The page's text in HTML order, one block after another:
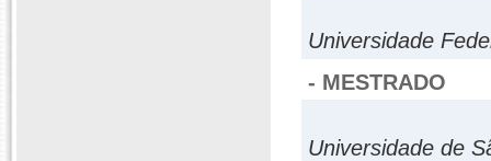
Universidade
- MESTRADO
Universidade de